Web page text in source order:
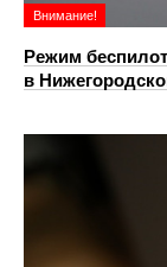
Внимание!
Режим
в